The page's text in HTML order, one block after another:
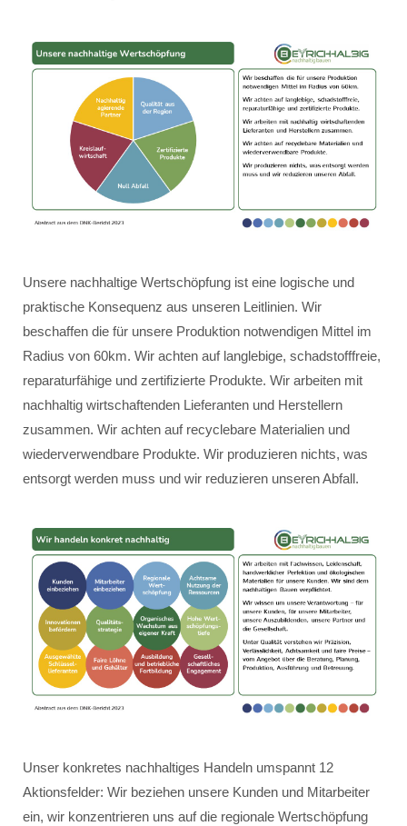
Unsere nachhaltige Wertschöpfung ist eine logische und
praktische Konsequenz aus unseren Leitlinien. Wir
beschaffen die für unsere Produktion notwendigen Mittel im
Radius von 60km. Wir achten auf langlebige, schadstofffreie,
reparaturfähige und zertifizierte Produkte. Wir arbeiten mit
nachhaltig wirtschaftenden Lieferanten und Herstellern
zusammen. Wir achten auf recyclebare Materialien und
wiederverwendbare Produkte. Wir produzieren nichts, was
entsorgt werden muss und wir reduzieren unseren Abfall.
Unser konkretes nachhaltiges Handeln umspannt 12
Aktionsfelder: Wir beziehen unsere Kunden und Mitarbeiter
ein, wir konzentrieren uns auf die regionale Wertschöpfung